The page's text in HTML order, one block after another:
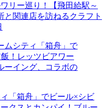
リー巡り！【飛田給駅～
と関連店を訪ねるクラフト
「箱舟」でビール×シビ